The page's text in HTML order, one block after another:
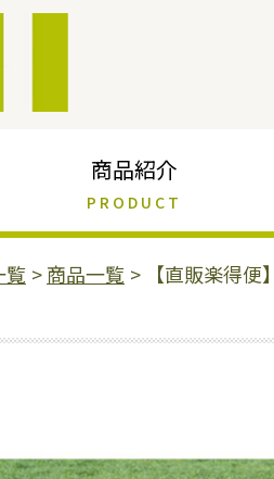
商品紹介
PRODUCT
覧 >商品一覧 > 【直販楽得